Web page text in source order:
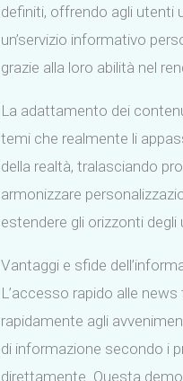
definiti, offrendo agli utenti
un’servizio informativo
grazie alla loro abilità nel
La adattamento dei
temi che realmente li
della realtà, tralasciando
armonizzare
estendere gli orizzonti
Vantaggi e sfide
L’accesso rapido alle
rapidamente agli
di informazione secondo i
direttamente. Questa